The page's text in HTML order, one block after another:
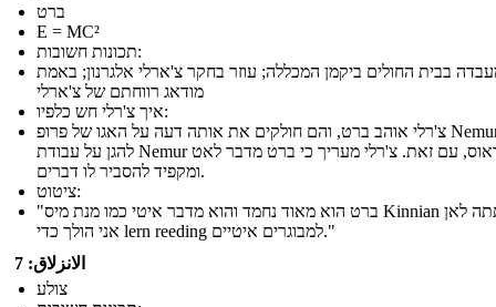
ברט
E = MC²
תכונות חשובות:
בבית החולים ביקמן המכללה; עוזר בחקר צ'ארלי אלגרנון; באמת
מודאג רווחתם של צ'ארלי
איך צ'רלי חש כלפיו:
צ'רלי אוהב ברט, והם חולקים את אותה דעה על האגו של פרופ Nemur. הוא
להגן על עבודת Nemur ושטראוס, עם זאת. צ'רלי מעריך כי ברט מדבר לאט
ומקפיד להסביר לו דברים.
ציטוט:
"ברט הוא מאוד נחמד והוא מדבר איטי כמו מנת מיס Kinnian בכיתתה לאן
אני הולך כדי lern reeding למבוגרים איטיים."
الانزلاق: 7
צולע